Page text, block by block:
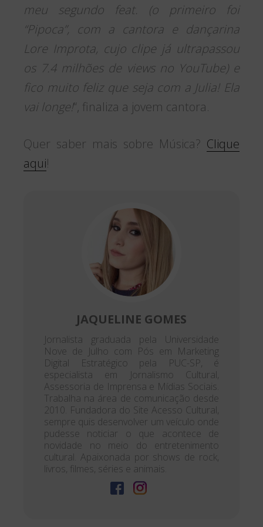
meu segundo feat. (o primeiro foi
“Pipoca”, com a cantora e dançarina
Lore Improta, cujo clipe já ultrapassou
os 7.4 milhões de views no YouTube) e
fico muito feliz que seja com a Julia! Ela
vai longe!“, finaliza a jovem cantora.
Quer saber mais sobre Música? Clique
aqui!
JAQUELINE GOMES
Jornalista graduada pela Universidade
Nove de Julho com Pós em Marketing
Digital Estratégico pela PUC-SP, é
especialista em Jornalismo Cultural,
Assessoria de Imprensa e Mídias Sociais.
Trabalha na área de comunicação desde
2010. Fundadora do Site Acesso Cultural,
sempre quis desenvolver um veículo onde
pudesse noticiar o que acontece de
novidade no meio do entretenimento
cultural. Apaixonada por shows de rock,
livros, filmes, séries e animais.